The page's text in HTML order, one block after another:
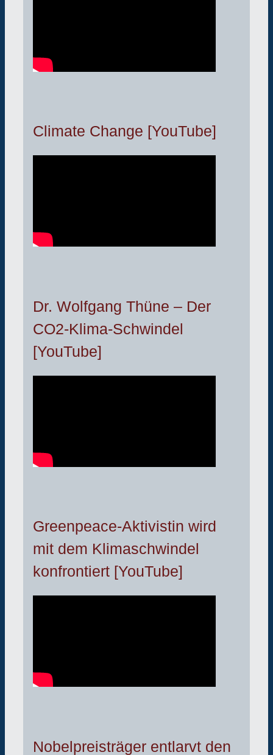
Climate Change [YouTube]
Dr. Wolfgang Thüne – Der
CO2-Klima-Schwindel
[YouTube]
Greenpeace-Aktivistin wird
mit dem Klimaschwindel
konfrontiert [YouTube]
Nobelpreisträger entlarvt den